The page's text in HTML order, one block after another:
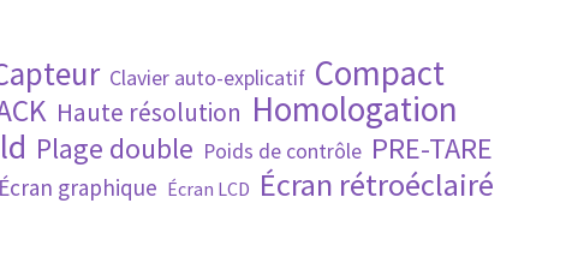
Clavier auto-explicatif Compact
Haute résolution Homologation
Plage double Poids de contrôle PRE-TARE
Écran graphique Écran LCD Écran rétroéclairé